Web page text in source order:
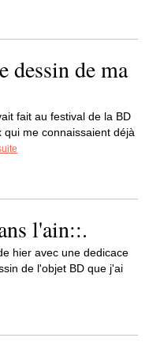
dessin de ma
fait au festival de la BD
me connaissaient déjà
l'ain::.
hier avec une dedicace
de l'objet BD que j'ai